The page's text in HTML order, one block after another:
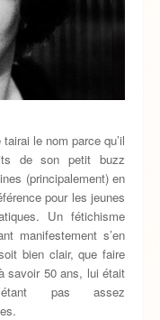
le nom parce qu’il
de son petit buzz
(principalement) en
pour les jeunes
Un fétichisme
manifestement s’en
bien clair, que faire
savoir 50 ans, lui était
pas assez